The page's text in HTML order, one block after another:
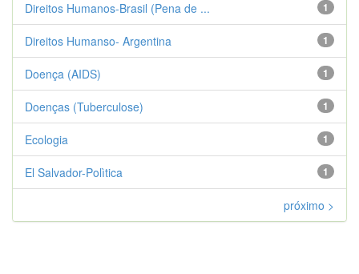
1
Direitos Humanos-Brasil (Pena de ...
1
Direitos Humanso- Argentina
1
Doença (AIDS)
1
Doenças (Tuberculose)
1
Ecologia
1
El Salvador-Polìtica
próximo >